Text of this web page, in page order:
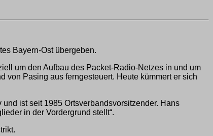
Bayern-Ost übergeben.
um den Aufbau des Packet-Radio-Netzes in und um
von Pasing aus ferngesteuert. Heute kümmert er sich
ist seit 1985 Ortsverbandsvorsitzender. Hans
in der Vordergrund stellt“.